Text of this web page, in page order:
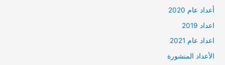
أعداد عام 2020
اعداد 2019
اعداد عام 2021
الأعداد المنشورة